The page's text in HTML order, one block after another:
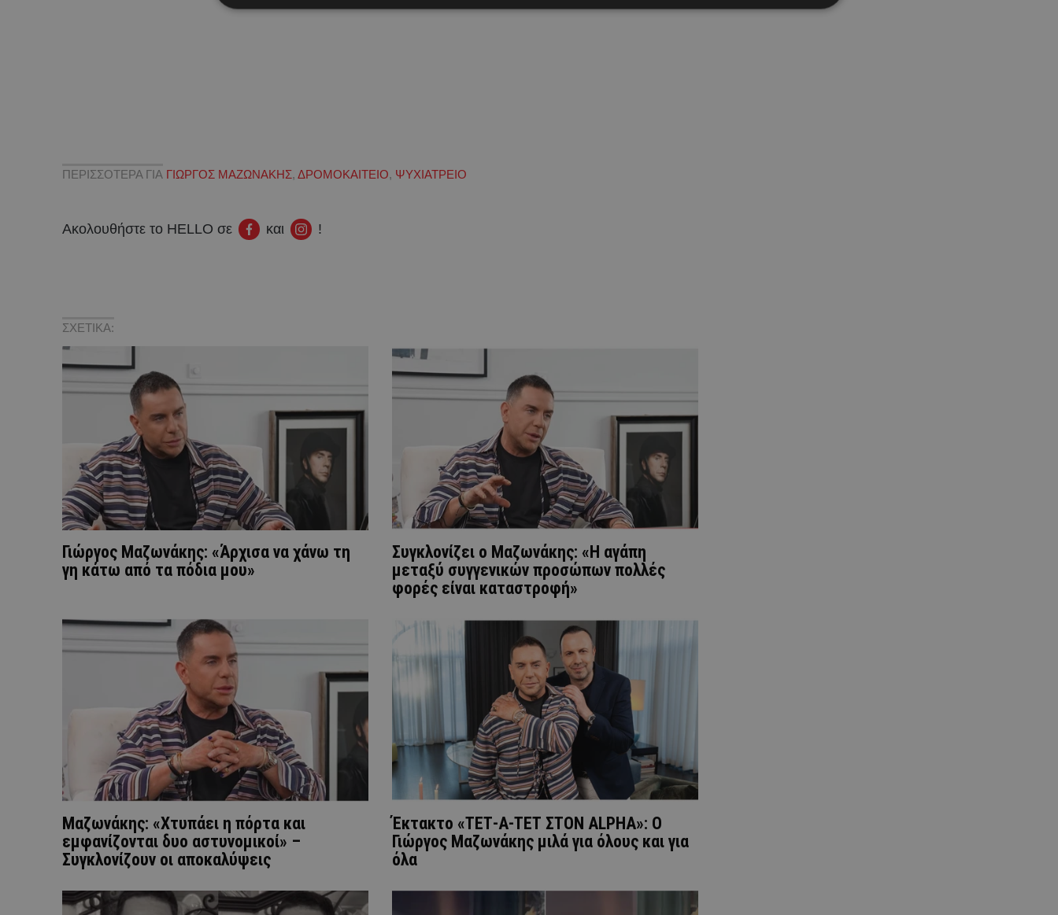
ΠΕΡΙΣΣΟΤΕΡΑ ΓΙΑ ΓΙΩΡΓΟΣ ΜΑΖΩΝΑΚΗΣ, ΔΡΟΜΟΚΑΙΤΕΙΟ, ΨΥΧΙΑΤΡΕΙΟ
Ακολουθήστε το HELLO σε και !
ΣΧΕΤΙΚΑ:
Γιώργος Μαζωνάκης: «Άρχισα να χάνω τη
γη κάτω από τα πόδια μου»
Συγκλονίζει ο Μαζωνάκης: «Η αγάπη
μεταξύ συγγενικών προσώπων πολλές
φορές είναι καταστροφή»
Μαζωνάκης: «Χτυπάει η πόρτα και
εμφανίζονται δυο αστυνομικοί» –
Συγκλονίζουν οι αποκαλύψεις
Έκτακτο «ΤΕΤ-Α-ΤΕΤ ΣΤΟΝ ALPHA»: Ο
Γιώργος Μαζωνάκης μιλά για όλους και για
όλα